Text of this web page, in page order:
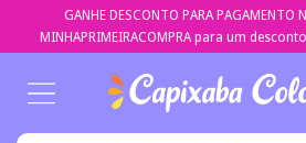
GANHE DESCONTO PARA
MINHAPRIMEIRACOMPRA para um